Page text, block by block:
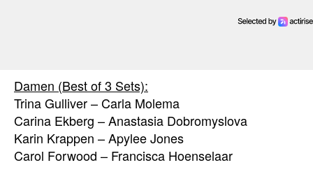
Damen (Best of 3 Sets):
Trina Gulliver – Carla Molema
Carina Ekberg – Anastasia Dobromyslova
Karin Krappen – Apylee Jones
Carol Forwood – Francisca Hoenselaar